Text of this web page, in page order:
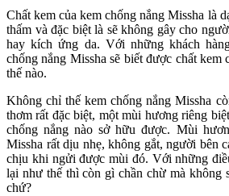
Chất kem của kem chống nắng Missha là
thấm và đặc biệt là sẽ không gây cho
hay kích ứng da. Với những khách
chống nắng Missha sẽ biết được chất kem
thế nào.
Không chỉ thế kem chống nắng Missha
thơm rất đặc biệt, một mùi hương riêng
chống nắng nào sở hữu được. Mùi
Missha rất dịu nhẹ, không gắt, người bên
chịu khi ngửi được mùi đó. Với những
lại như thế thì còn gì chần chừ mà không
chứ?